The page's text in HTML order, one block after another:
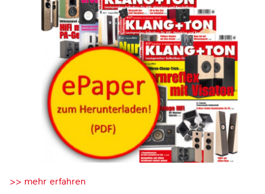
>> mehr erfahren